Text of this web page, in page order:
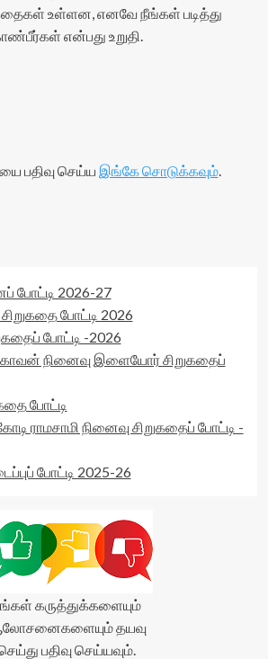
உள்ளன, எனவே நீங்கள் படித்து
என்பது உறுதி.
பதிவு செய்ய இங்கே சொடுக்கவும்.
போட்டி 2026-27
போட்டி 2026
போட்டி -2026
நினைவு இளையோர் சிறுகதைப்
போட்டி
ராமசாமி நினைவு சிறுகதைப் போட்டி -
போட்டி 2025-26
கருத்துக்களையும்
தயவு
பதிவு செய்யவும்.